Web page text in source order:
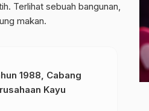
Terlihat sebuah bangunan,
makan.
1988, Cabang
Kayu